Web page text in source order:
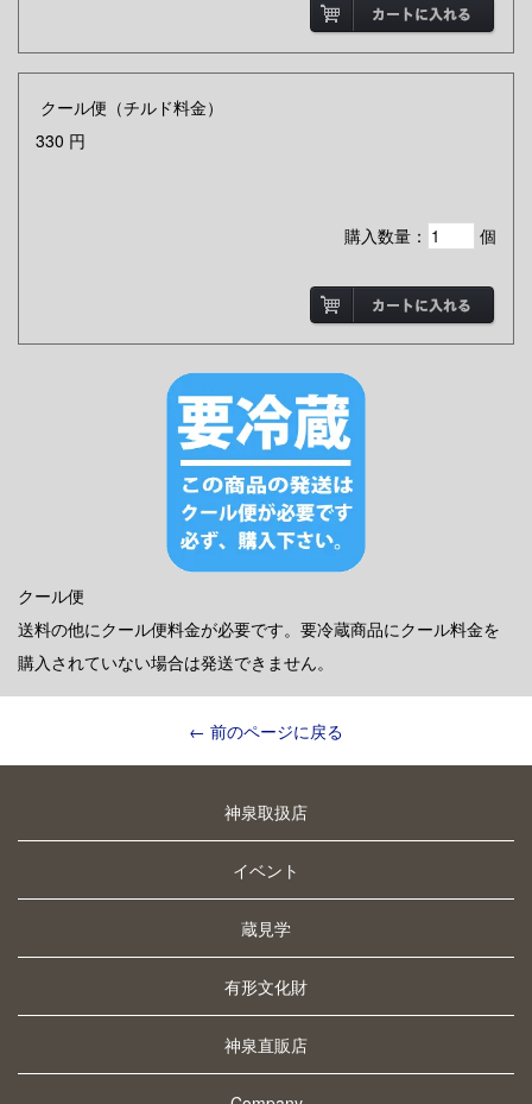
クール便（チルド料金）
330 円
購入数量： 個
クール便
送料の他にクール便料金が必要です。要冷蔵商品にクール料金を
購入されていない場合は発送できません。
← 前のページに戻る
神泉取扱店
イベント
蔵見学
有形文化財
神泉直販店